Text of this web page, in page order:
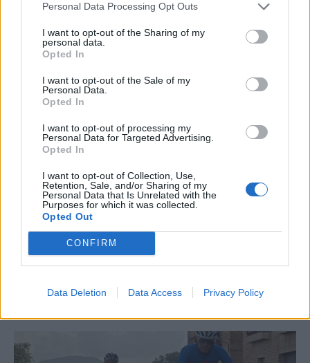
Personal Data Processing Opt Outs
I want to opt-out of the Sharing of my
personal data.
Opted In
I want to opt-out of the Sale of my
Personal Data.
Opted In
I want to opt-out of processing my
Personal Data for Targeted Advertising.
Opted In
I want to opt-out of Collection, Use,
Retention, Sale, and/or Sharing of my
Personal Data that Is Unrelated with the
Purposes for which it was collected.
Opted Out
CONFIRM
Data Deletion Data Access Privacy Policy
Carrega més
La Cursa de l’Aldea segona d’etiqueta d’or de la
Running Sèries Terres de l’Ebre